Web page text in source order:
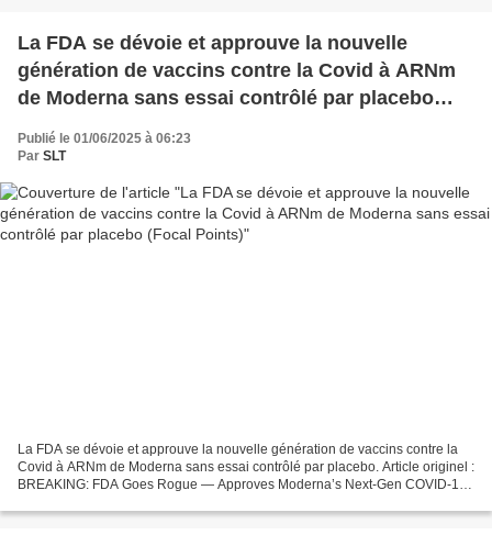
La FDA se dévoie et approuve la nouvelle
génération de vaccins contre la Covid à ARNm
de Moderna sans essai contrôlé par placebo
Publié le 01/06/2025 à 06:23
Par SLT
La FDA se dévoie et approuve la nouvelle génération de vaccins contre la
Covid à ARNm de Moderna sans essai contrôlé par placebo. Article originel :
BREAKING: FDA Goes Rogue — Approves Moderna’s Next-Gen COVID-19